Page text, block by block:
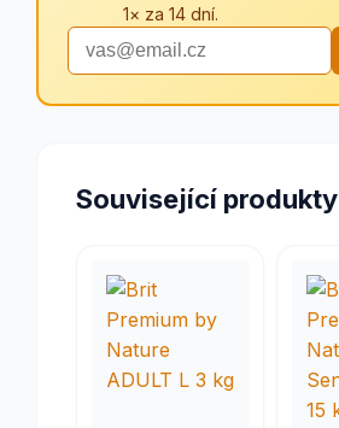
1× za 14 dní.
Související produkty